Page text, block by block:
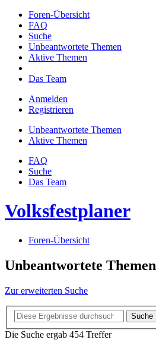
Foren-Übersicht
FAQ
Suche
Unbeantwortete Themen
Aktive Themen
Das Team
Anmelden
Registrieren
Unbeantwortete Themen
Aktive Themen
FAQ
Suche
Das Team
Volksfestplaner
Foren-Übersicht
Unbeantwortete Themen
Zur erweiterten Suche
Suche
Die Suche ergab 454 Treffer